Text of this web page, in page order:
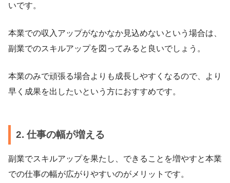
いです。
本業での収入アップがなかなか見込めないという場合は、
副業でのスキルアップを図ってみると良いでしょう。
本業のみで頑張る場合よりも成長しやすくなるので、より
早く成果を出したいという方におすすめです。
2. 仕事の幅が増える
副業でスキルアップを果たし、できることを増やすと本業
での仕事の幅が広がりやすいのがメリットです。